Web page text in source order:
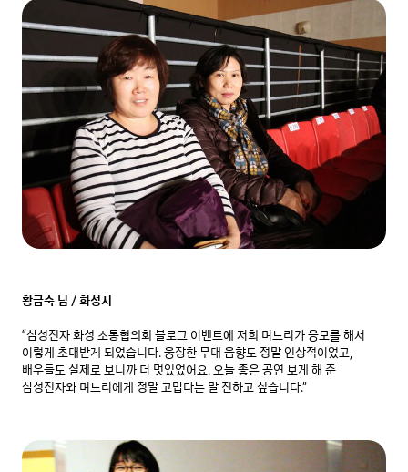
황금숙 님 / 화성시
“삼성전자 화성 소통협의회 블로그 이벤트에 저희 며느리가 응모를 해서
이렇게 초대받게 되었습니다. 웅장한 무대 음향도 정말 인상적이었고,
배우들도 실제로 보니까 더 멋있었어요. 오늘 좋은 공연 보게 해 준
삼성전자와 며느리에게 정말 고맙다는 말 전하고 싶습니다.”